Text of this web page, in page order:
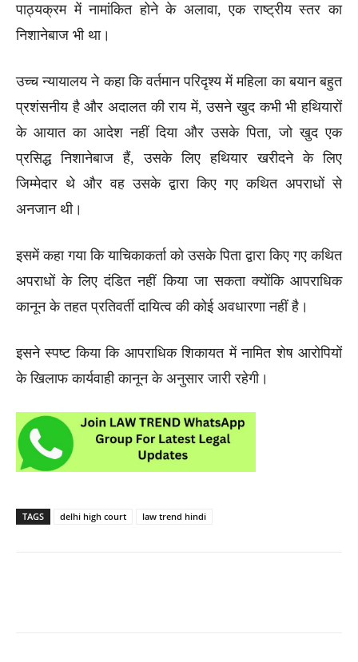
पाठ्यक्रम में नामांकित होने के अलावा, एक राष्ट्रीय स्तर का
निशानेबाज भी था।
उच्च न्यायालय ने कहा कि वर्तमान परिदृश्य में महिला का बयान बहुत
प्रशंसनीय है और अदालत की राय में, उसने खुद कभी भी हथियारों
के आयात का आदेश नहीं दिया और उसके पिता, जो खुद एक
प्रसिद्ध निशानेबाज हैं, उसके लिए हथियार खरीदने के लिए
जिम्मेदार थे और वह उसके द्वारा किए गए कथित अपराधों से
अनजान थी।
इसमें कहा गया कि याचिकाकर्ता को उसके पिता द्वारा किए गए कथित
अपराधों के लिए दंडित नहीं किया जा सकता क्योंकि आपराधिक
कानून के तहत प्रतिवर्ती दायित्व की कोई अवधारणा नहीं है।
इसने स्पष्ट किया कि आपराधिक शिकायत में नामित शेष आरोपियों
के खिलाफ कार्यवाही कानून के अनुसार जारी रहेगी।
TAGS delhi high court law trend hindi